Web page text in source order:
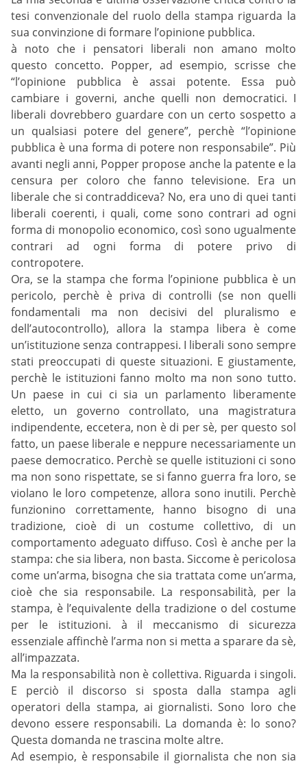
tesi convenzionale del ruolo della stampa riguarda la
sua convinzione di formare l’opinione pubblica.
à noto che i pensatori liberali non amano molto
questo concetto. Popper, ad esempio, scrisse che
“l’opinione pubblica è assai potente. Essa può
cambiare i governi, anche quelli non democratici. I
liberali dovrebbero guardare con un certo sospetto a
un qualsiasi potere del genere”, perchè “l’opinione
pubblica è una forma di potere non responsabile”. Più
avanti negli anni, Popper propose anche la patente e la
censura per coloro che fanno televisione. Era un
liberale che si contraddiceva? No, era uno di quei tanti
liberali coerenti, i quali, come sono contrari ad ogni
forma di monopolio economico, così sono ugualmente
contrari ad ogni forma di potere privo di
contropotere.
Ora, se la stampa che forma l’opinione pubblica è un
pericolo, perchè è priva di controlli (se non quelli
fondamentali ma non decisivi del pluralismo e
dell’autocontrollo), allora la stampa libera è come
un’istituzione senza contrappesi. I liberali sono sempre
stati preoccupati di queste situazioni. E giustamente,
perchè le istituzioni fanno molto ma non sono tutto.
Un paese in cui ci sia un parlamento liberamente
eletto, un governo controllato, una magistratura
indipendente, eccetera, non è di per sè, per questo sol
fatto, un paese liberale e neppure necessariamente un
paese democratico. Perchè se quelle istituzioni ci sono
ma non sono rispettate, se si fanno guerra fra loro, se
violano le loro competenze, allora sono inutili. Perchè
funzionino correttamente, hanno bisogno di una
tradizione, cioè di un costume collettivo, di un
comportamento adeguato diffuso. Così è anche per la
stampa: che sia libera, non basta. Siccome è pericolosa
come un’arma, bisogna che sia trattata come un’arma,
cioè che sia responsabile. La responsabilità, per la
stampa, è l’equivalente della tradizione o del costume
per le istituzioni. à il meccanismo di sicurezza
essenziale affinchè l’arma non si metta a sparare da sè,
all’impazzata.
Ma la responsabilità non è collettiva. Riguarda i singoli.
E perciò il discorso si sposta dalla stampa agli
operatori della stampa, ai giornalisti. Sono loro che
devono essere responsabili. La domanda è: lo sono?
Questa domanda ne trascina molte altre.
Ad esempio, è responsabile il giornalista che non sia